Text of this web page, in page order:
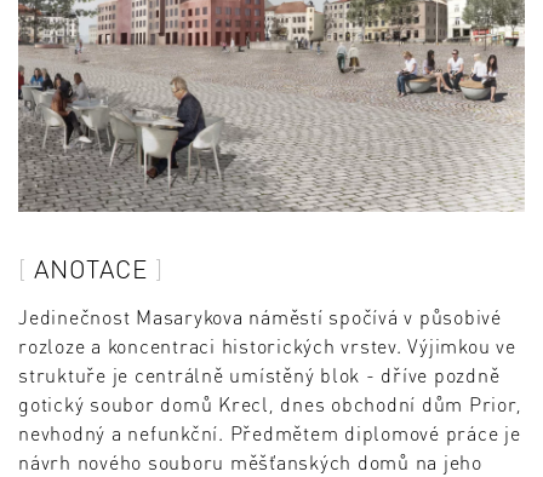
ANOTACE
Jedinečnost Masarykova náměstí spočívá v působivé
rozloze a koncentraci historických vrstev. Výjimkou ve
struktuře je centrálně umístěný blok - dříve pozdně
gotický soubor domů Krecl, dnes obchodní dům Prior,
nevhodný a nefunkční. Předmětem diplomové práce je
návrh nového souboru měšťanských domů na jeho